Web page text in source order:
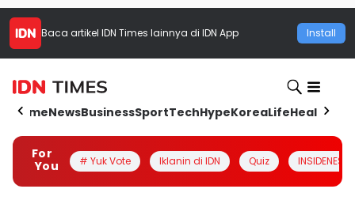
Baca artikel IDN Times lainnya di IDN App Install
HomeNewsBusinessSportTechHypeKoreaLifeHealth
For
You
# Yuk Vote Iklanin di IDN Quiz INSIDENESIA